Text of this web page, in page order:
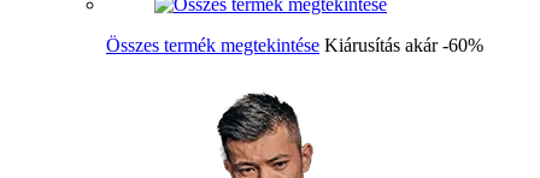
Összes termék megtekintése Kiárusítás akár -60%